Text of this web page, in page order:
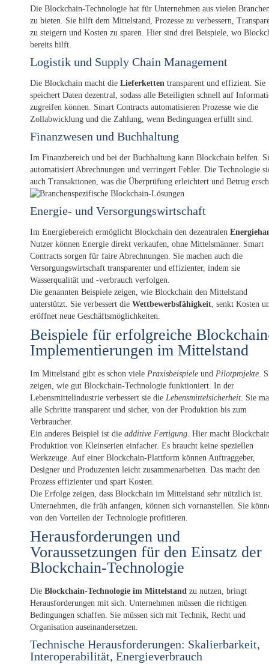
Die Blockchain-Technologie hat für Unternehmen aus vielen
zu bieten. Sie hilft dem Mittelstand, Prozesse zu verbessern,
zu steigern und Kosten zu sparen. Hier sind drei Beispiele, wo
bereits hilft.
Logistik und Supply Chain Management
Die Blockchain macht die Lieferketten transparent und effizient. Sie
speichert Daten dezentral, sodass alle Beteiligten schnell auf
zugreifen können. Smart Contracts automatisieren Prozesse wie die
Zollabwicklung und die Zahlung, wenn Bedingungen erfüllt sind.
Finanzwesen und Buchhaltung
Im Finanzbereich und bei der Buchhaltung kann Blockchain helfen.
automatisiert Abrechnungen und verringert Fehler. Die Technologie
auch Transaktionen, was die Überprüfung erleichtert und Betrug
Energie- und Versorgungswirtschaft
Im Energiebereich ermöglicht Blockchain den dezentralen
Nutzer können Energie direkt verkaufen, ohne Mittelsmänner. Smart
Contracts sorgen für faire Abrechnungen. Sie machen auch die
Versorgungswirtschaft transparenter und effizienter, indem sie
Wasserqualität und -verbrauch verfolgen.
Die genannten Beispiele zeigen, wie Blockchain den Mittelstand
unterstützt. Sie verbessert die Wettbewerbsfähigkeit, senkt Kosten
eröffnet neue Geschäftsmöglichkeiten.
Beispiele für erfolgreiche
Implementierungen im Mittelstand
Im Mittelstand gibt es schon viele Praxisbeispiele und Pilotprojekte.
zeigen, wie gut Blockchain-Technologie funktioniert. In der
Lebensmittelindustrie verbessert sie die Lebensmittelsicherheit. Sie
alle Schritte transparent und sicher, von der Produktion bis zum
Verbraucher.
Ein anderes Beispiel ist die additive Fertigung. Hier macht
Produktion von Kleinserien einfacher. Es braucht keine speziellen
Werkzeuge. Auf einer Blockchain-Plattform können Auftraggeber,
Designer und Produzenten leicht zusammenarbeiten. Das macht den
Prozess effizienter und spart Kosten.
Die Erfolge zeigen, dass Blockchain im Mittelstand sehr nützlich ist.
Unternehmen, die früh anfangen, können sich vornanstellen. Sie
von den Vorteilen der Technologie profitieren.
Herausforderungen und
Voraussetzungen für den Einsatz der
Blockchain-Technologie
Die Blockchain-Technologie im Mittelstand zu nutzen, bringt
Herausforderungen mit sich. Unternehmen müssen die richtigen
Bedingungen schaffen. Sie müssen sich mit Technik, Recht und
Organisation auseinandersetzen.
Technische Herausforderungen: Skalierbarkeit,
Interoperabilität, Energieverbrauch